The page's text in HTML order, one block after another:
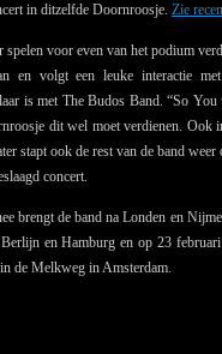
in ditzelfde Doornroosje. Zie
spelen voor even van het podium
en volgt een leuke interactie
is met The Budos Band. “So You
dit wel moet verdienen. Ook
stapt ook de rest van de band weer
concert.
brengt de band na Londen en
en Hamburg en op 23
de Melkweg in Amsterdam.